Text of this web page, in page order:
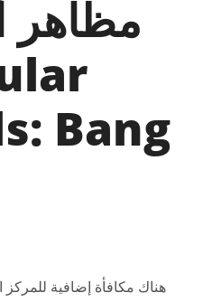
مظاهر
Bang
هناك مكافأة إضافية للمركز